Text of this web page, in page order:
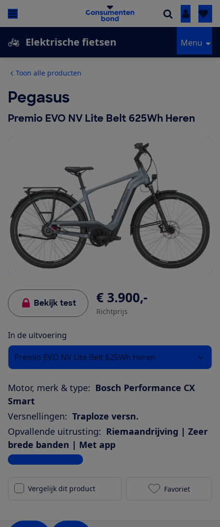
Inloggen
Elektrische fietsen Menu
Toon alle producten
Pegasus
Premio EVO NV Lite Belt 625Wh Heren
Bekijk test € 3.900,-
Richtprijs
In de uitvoering
Premio EVO NV Lite Belt 625Wh Heren
Motor, merk & type: Bosch Performance CX
Smart
Versnellingen: Traploze versn.
Opvallende uitrusting: Riemaandrijving | Zeer
brede banden | Met app
Bekijk alle specificaties
Vergelijk dit product Pegasus
Favoriet